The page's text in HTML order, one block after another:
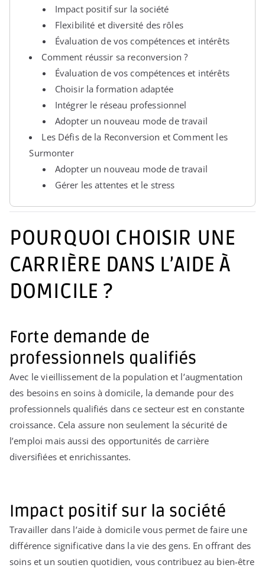
Impact positif sur la société
Flexibilité et diversité des rôles
Évaluation de vos compétences et intérêts
Comment réussir sa reconversion ?
Évaluation de vos compétences et intérêts
Choisir la formation adaptée
Intégrer le réseau professionnel
Adopter un nouveau mode de travail
Les Défis de la Reconversion et Comment les
Surmonter
Adopter un nouveau mode de travail
Gérer les attentes et le stress
POURQUOI CHOISIR UNE
CARRIÈRE DANS L’AIDE À
DOMICILE ?
Forte demande de
professionnels qualifiés
Avec le vieillissement de la population et l’augmentation
des besoins en soins à domicile, la demande pour des
professionnels qualifiés dans ce secteur est en constante
croissance. Cela assure non seulement la sécurité de
l’emploi mais aussi des opportunités de carrière
diversifiées et enrichissantes.
Impact positif sur la société
Travailler dans l’aide à domicile vous permet de faire une
différence significative dans la vie des gens. En offrant des
soins et un soutien quotidien, vous contribuez au bien-être